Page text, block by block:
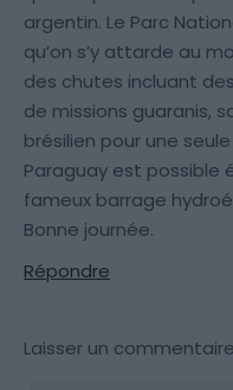
argentin. Le Parc
qu’on s’y attarde au
des chutes incluant
de missions guaranis,
brésilien pour une
Paraguay est possible
fameux barrage
Bonne journée.
Répondre
Laisser un commentaire